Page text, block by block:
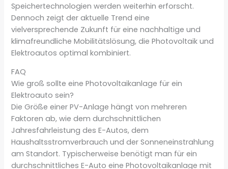
Speichertechnologien werden weiterhin erforscht.
Dennoch zeigt der aktuelle Trend eine
vielversprechende Zukunft für eine nachhaltige und
klimafreundliche Mobilitätslösung, die Photovoltaik und
Elektroautos optimal kombiniert.
FAQ
Wie groß sollte eine Photovoltaikanlage für ein
Elektroauto sein?
Die Größe einer PV-Anlage hängt von mehreren
Faktoren ab, wie dem durchschnittlichen
Jahresfahrleistung des E-Autos, dem
Haushaltsstromverbrauch und der Sonneneinstrahlung
am Standort. Typischerweise benötigt man für ein
durchschnittliches E-Auto eine Photovoltaikanlage mit